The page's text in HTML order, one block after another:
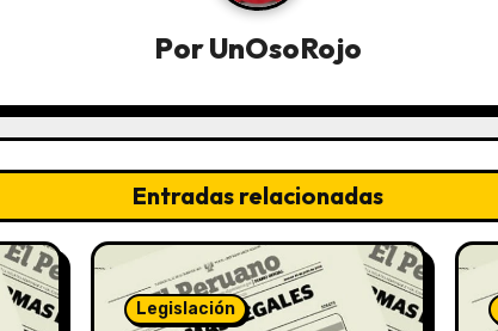
PorUnOsoRojo
Entradas relacionadas
Legislación